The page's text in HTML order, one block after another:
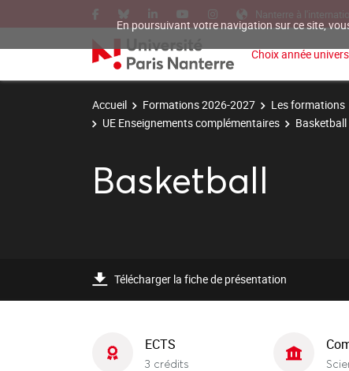
En poursuivant votre navigation sur ce site,
Nanterre à
Choix année
Accueil Formations 2026-2027 Les formations
UE Enseignements complémentaires
Basketball
Basketball
Télécharger la fiche de présentation
ECTS
3 crédits